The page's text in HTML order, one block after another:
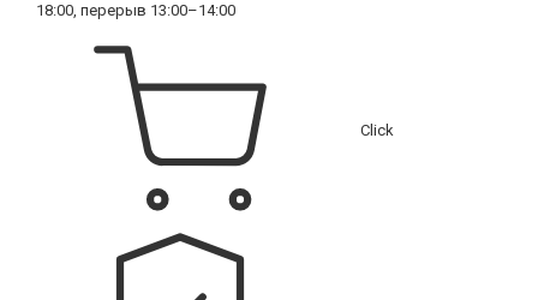
18:00, перерыв 13:00–14:00
Click